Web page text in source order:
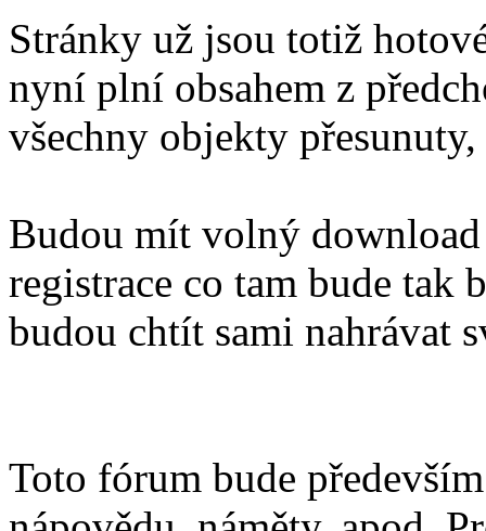
Stránky už jsou totiž
nyní plní obsahem z
všechny objekty
Budou mít volný download
registrace co tam bude tak
budou chtít sami nahrávat
Toto fórum bude